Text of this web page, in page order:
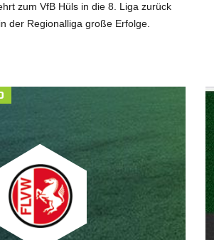
zum VfB Hüls in die 8. Liga zurück
der Regionalliga große Erfolge.